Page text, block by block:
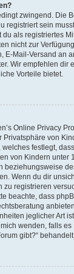
zwingend. Die
registriert sein
als registriertes
nicht zur
E-Mail-Versand an
Wir empfehlen dir
Vorteile bietet.
Online Privacy
Privatsphäre von
festlegt,
von Kindern unter
beziehungsweise
Wenn du dir
zu registrieren
beachte, dass
jeglicher Art
wenden, falls
gibt?“ behandelt